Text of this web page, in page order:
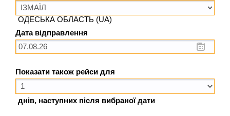
ОДЕСЬКА ОБЛАСТЬ (UA)
Дата відправлення
Показати також рейси для
днів, наступних після вибраної дати